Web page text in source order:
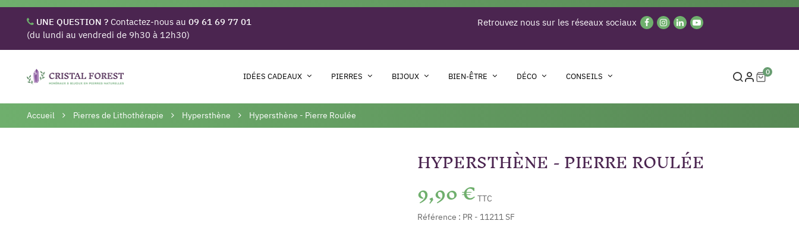
UNE QUESTION ? Contactez-nous au 09 61 69 77 01
(du lundi au vendredi de 9h30 à 12h30)
Retrouvez nous sur les réseaux sociaux
IDÉES CADEAUX PIERRES BIJOUX BIEN-ÊTRE DÉCO CONSEILS 0
Accueil Pierres de Lithothérapie Hypersthène Hypersthène - Pierre Roulée
HYPERSTHÈNE - PIERRE ROULÉE
9,90 € TTC
Référence : PR - 11211 SF